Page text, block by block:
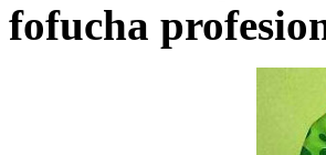
fofucha